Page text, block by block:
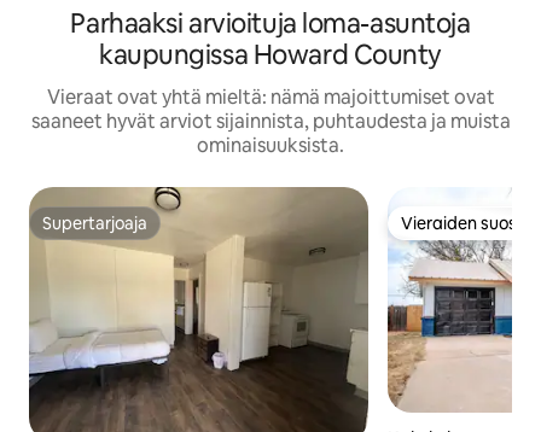
Parhaaksi arvioituja loma-asuntoja
kaupungissa Howard County
Vieraat ovat yhtä mieltä: nämä majoittumiset ovat
saaneet hyvät arviot sijainnista, puhtaudesta ja muista
ominaisuuksista.
Supertarjoaja
Supertarjoaja Vieraiden
Vieraiden